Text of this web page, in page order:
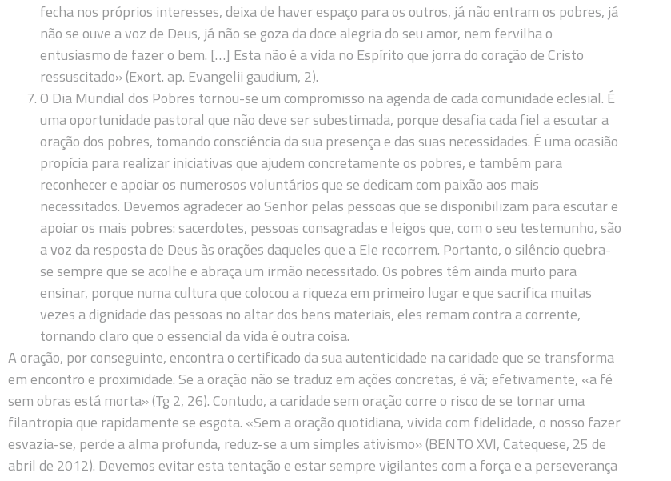
fecha nos próprios interesses, deixa de haver espaço para os outros, já não entram os pobres, já
não se ouve a voz de Deus, já não se goza da doce alegria do seu amor, nem fervilha o
entusiasmo de fazer o bem. […] Esta não é a vida no Espírito que jorra do coração de Cristo
ressuscitado» (Exort. ap. Evangelii gaudium, 2).
O Dia Mundial dos Pobres tornou-se um compromisso na agenda de cada comunidade eclesial. É
uma oportunidade pastoral que não deve ser subestimada, porque desafia cada fiel a escutar a
oração dos pobres, tomando consciência da sua presença e das suas necessidades. É uma ocasião
propícia para realizar iniciativas que ajudem concretamente os pobres, e também para
reconhecer e apoiar os numerosos voluntários que se dedicam com paixão aos mais
necessitados. Devemos agradecer ao Senhor pelas pessoas que se disponibilizam para escutar e
apoiar os mais pobres: sacerdotes, pessoas consagradas e leigos que, com o seu testemunho, são
a voz da resposta de Deus às orações daqueles que a Ele recorrem. Portanto, o silêncio quebra-
se sempre que se acolhe e abraça um irmão necessitado. Os pobres têm ainda muito para
ensinar, porque numa cultura que colocou a riqueza em primeiro lugar e que sacrifica muitas
vezes a dignidade das pessoas no altar dos bens materiais, eles remam contra a corrente,
tornando claro que o essencial da vida é outra coisa.
A oração, por conseguinte, encontra o certificado da sua autenticidade na caridade que se transforma
em encontro e proximidade. Se a oração não se traduz em ações concretas, é vã; efetivamente, «a fé
sem obras está morta» (Tg 2, 26). Contudo, a caridade sem oração corre o risco de se tornar uma
filantropia que rapidamente se esgota. «Sem a oração quotidiana, vivida com fidelidade, o nosso fazer
esvazia-se, perde a alma profunda, reduz-se a um simples ativismo» (BENTO XVI, Catequese, 25 de
abril de 2012). Devemos evitar esta tentação e estar sempre vigilantes com a força e a perseverança